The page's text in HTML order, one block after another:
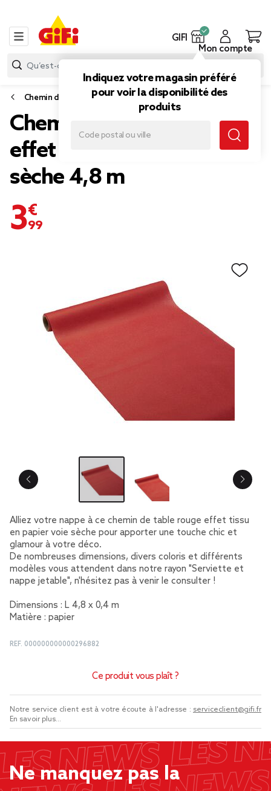
GIFI
Indiquez votre magasin préféré
pour voir la disponibilité des
produits
Mon compte
Chemin de table
Chemin de table rouge
effet tissu papier voie
sèche 4,8 m
3,99 €
Alliez votre nappe à ce chemin de table rouge effet tissu
en papier voie sèche pour apporter une touche chic et
glamour à votre déco.
De nombreuses dimensions, divers coloris et différents
modèles vous attendent dans notre rayon "Serviette et
nappe jetable", n'hésitez pas à venir le consulter !
Dimensions : L 4,8 x 0,4 m
Matière : papier
REF. 000000000000296882
Ce produit vous plaît ?
Notre service client est à votre écoute à l'adresse : serviceclient@gifi.fr
En savoir plus...
Ne manquez pas la